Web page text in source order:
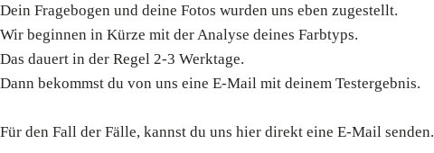
Dein Fragebogen und deine Fotos wurden uns eben zugestellt.
Wir beginnen in Kürze mit der Analyse deines Farbtyps.
Das dauert in der Regel 2-3 Werktage.
Dann bekommst du von uns eine E-Mail mit deinem Testergebnis.
Für den Fall der Fälle, kannst du uns hier direkt eine E-Mail senden.